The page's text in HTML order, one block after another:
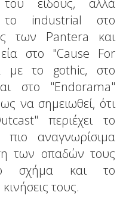
το industrial στο
των Pantera και
στο "Cause For
με το gothic, στο
στο "Endorama"
να σημειωθεί, ότι
περιέχει το
αναγνωρίσιμα
των οπαδών τους
σχήμα και το
τους.